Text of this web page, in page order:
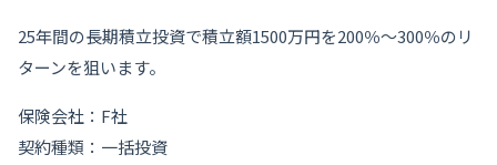
25年間の長期積立投資で積立額1500万円を200％～300％のリ
ターンを狙います。
保険会社：F社
契約種類：一括投資